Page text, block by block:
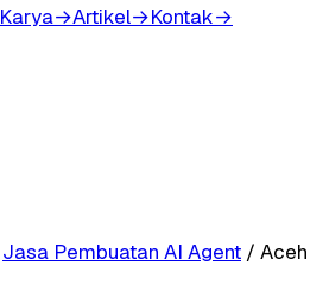
Karya→Artikel→Kontak→
Jasa Pembuatan AI Agent / Aceh